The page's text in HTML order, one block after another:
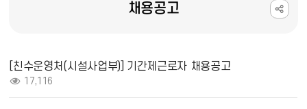
채용공고
[친수운영처(시설사업부)] 기간제근로자 채용공고
17,116